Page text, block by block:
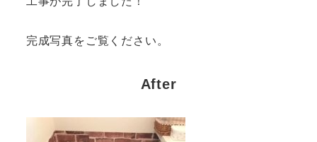
完成写真をご覧ください。
After